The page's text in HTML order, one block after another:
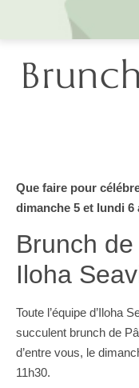
Que faire pour
dimanche 5 et lundi 6
Brunch
Iloha
Toute l’équipe d’Iloha
succulent brunch de
d’entre vous, le
11h30.